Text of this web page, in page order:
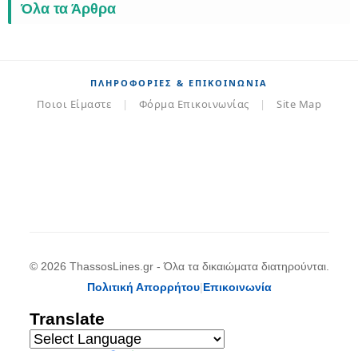
Όλα τα Άρθρα
ΠΛΗΡΟΦΟΡΊΕΣ & ΕΠΙΚΟΙΝΩΝΊΑ
Ποιοι Είμαστε | Φόρμα Επικοινωνίας | Site Map
© 2026 ThassosLines.gr - Όλα τα δικαιώματα διατηρούνται.
Πολιτική Απορρήτου|Επικοινωνία
Translate